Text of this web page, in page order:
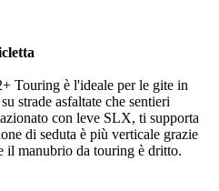
Touring è l'ideale per le gite in
strade asfaltate che sentieri
con leve SLX, ti supporta
di seduta è più verticale grazie
il manubrio da touring è dritto.